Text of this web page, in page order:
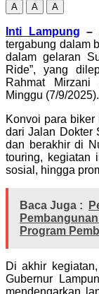
A A A
Inti Lampung –
tergabung dalam
dalam gelaran
Ride”, yang
Rahmat
Minggu (7/9/2025).
Konvoi para biker
dari Jalan Dokter
dan berakhir di
touring, kegiatan
sosial, hingga
Baca Juga :
Program
Di akhir
Gubernur
mendengarkan